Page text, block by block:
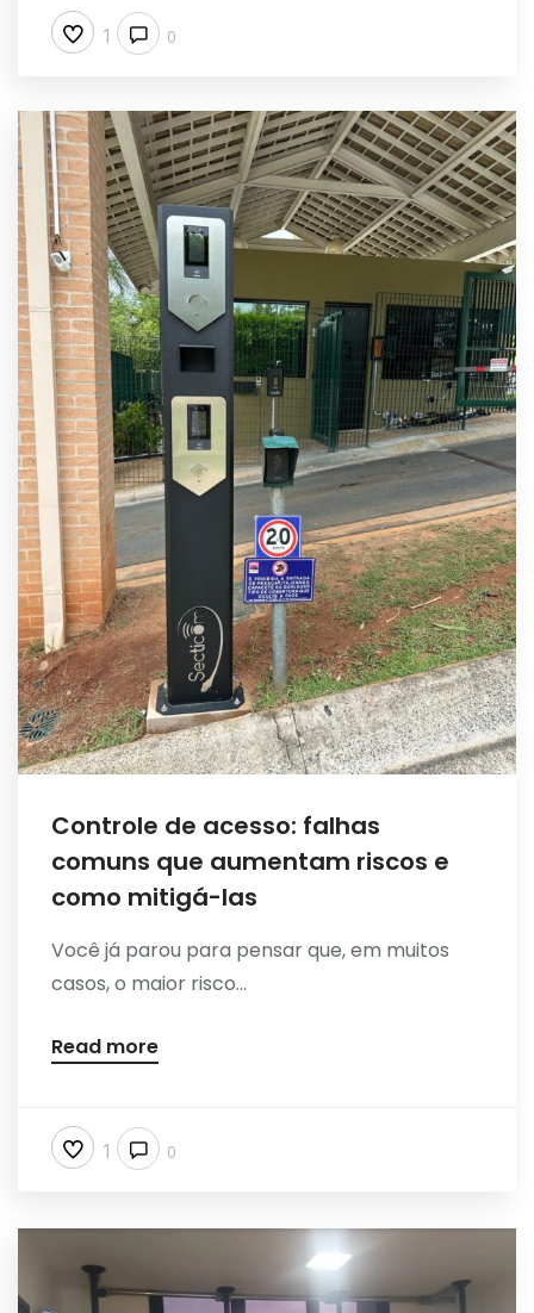
1 0
Controle de acesso: falhas
comuns que aumentam riscos e
como mitigá-las
Você já parou para pensar que, em muitos
casos, o maior risco...
Read more
1 0